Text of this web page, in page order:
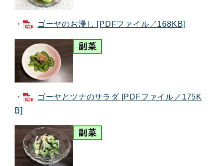
・ ゴーヤのお浸し [PDFファイル／168KB]
・
ゴーヤとツナのサラダ [PDFファイル／175K
B]